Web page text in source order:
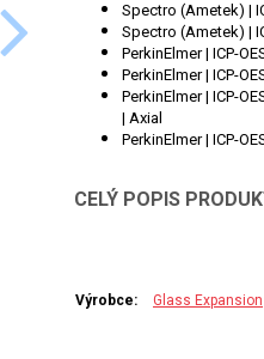
Spectro (Ametek) |
Spectro (Ametek) |
PerkinElmer | ICP-
PerkinElmer | ICP-
PerkinElmer | ICP-
| Axial
PerkinElmer | ICP-
CELÝ POPIS
Výrobce: Glass Expansion